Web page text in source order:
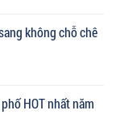
không chỗ chê
HOT nhất năm